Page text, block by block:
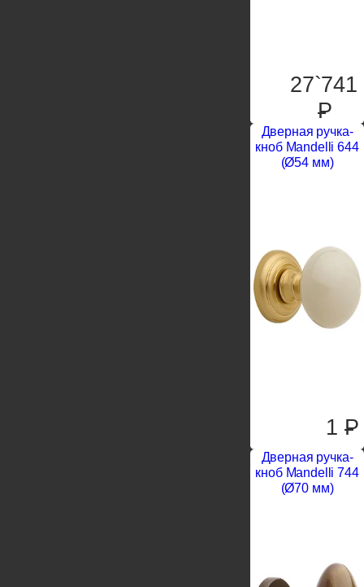
27`741
P
Дверная ручка-
кноб Mandelli 644
(Ø54 мм)
1P
Дверная ручка-
кноб Mandelli 744
(Ø70 мм)